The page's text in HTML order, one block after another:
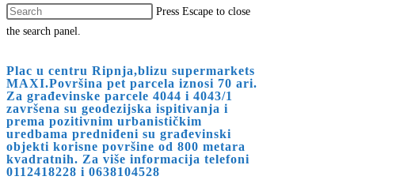
Press Escape to close
the search panel.
Plac u centru Ripnja,blizu supermarkets
MAXI.Površina pet parcela iznosi 70 ari.
Za građevinske parcele 4044 i 4043/1
završena su geodezijska ispitivanja i
prema pozitivnim urbanističkim
uredbama predniđeni su građevinski
objekti korisne površine od 800 metara
kvadratnih. Za više informacija telefoni
0112418228 i 0638104528